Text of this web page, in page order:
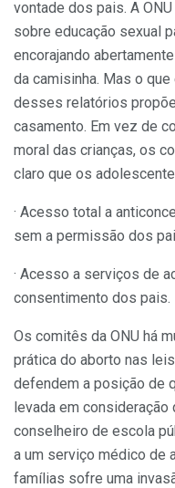
vontade dos pais. A
sobre educação sexual
encorajando
da camisinha. Mas o
desses relatórios
casamento. Em vez de
moral das crianças, os
claro que os
· Acesso total a
sem a permissão dos
· Acesso a serviços de
consentimento dos pais.
Os comitês da ONU há
prática do aborto nas
defendem a posição de
levada em consideração
conselheiro de escola
a um serviço médico de
famílias sofre uma